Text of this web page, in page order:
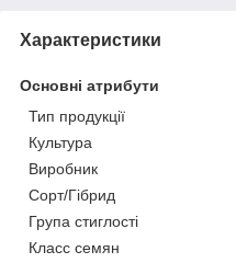
Характеристики
Основні атрибути
Тип продукції
Культура
Виробник
Сорт/Гібрид
Група стиглості
Класс семян